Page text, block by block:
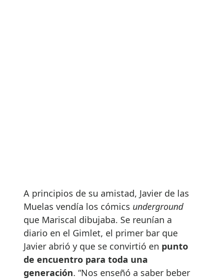
A principios de su amistad, Javier de las
Muelas vendía los cómics underground
que Mariscal dibujaba. Se reunían a
diario en el Gimlet, el primer bar que
Javier abrió y que se convirtió en punto
de encuentro para toda una
generación. “Nos enseñó a saber beber